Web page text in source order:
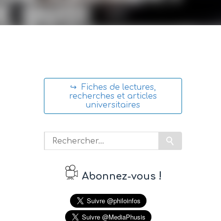
↪ Fiches de lectures,
recherches et articles
universitaires
Abonnez-vous !